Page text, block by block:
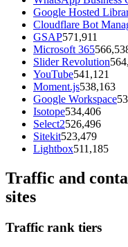
Google Hosted
Cloudflare Bot
GSAP571,911
Microsoft 365
Slider Revolution
YouTube541,121
Moment.js538,163
Google Workspace
Isotope534,406
Select2526,496
Sitekit523,479
Lightbox511,185
Traffic and
sites
Traffic rank tiers